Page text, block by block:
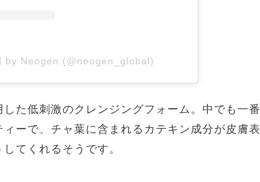
by Neogen (@neogen_global)
た低刺激のクレンジングフォーム。中でも一番
ーで、チャ葉に含まれるカテキン成分が皮膚表
てくれるそうです。